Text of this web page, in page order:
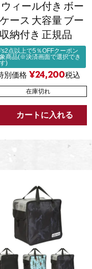
ウィール付き ボー
ケース 大容量 ブー
納付き 正規品
点以上で5％OFFクーポン
商品(※決済画面で選択でき
)
別価格 ¥24,200税込
在庫切れ
カートに入れる